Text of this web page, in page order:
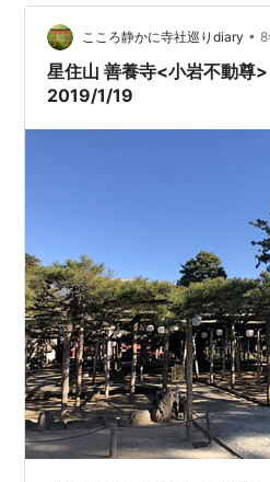
釈迦の聖地のお砂踏みは非常に
松は国指定の天然記念物であり
ます。 アクセス 東京都江戸川
線「…
こころ静かに寺社巡りdiary •
星住山 善養寺<小岩不動尊>
2019/1/19